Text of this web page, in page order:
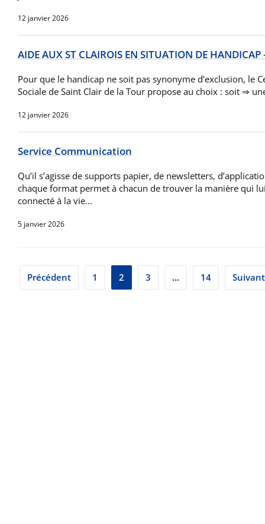
12 janvier 2026
AIDE AUX ST CLAIROIS EN SITUATION DE HANDICAP
Pour que le handicap ne soit pas synonyme d’exclusion, le
Sociale de Saint Clair de la Tour propose au choix : soit ⇒
12 janvier 2026
Service Communication
Qu’il s’agisse de supports papier, de newsletters,
chaque format permet à chacun de trouver la manière qui
connecté à la vie…
5 janvier 2026
Pagination
Précédent 1 2 3 … 14 Suivant